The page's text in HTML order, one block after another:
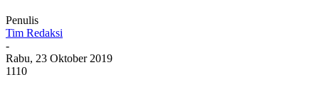
Penulis
Tim Redaksi
-
Rabu, 23 Oktober 2019
1110